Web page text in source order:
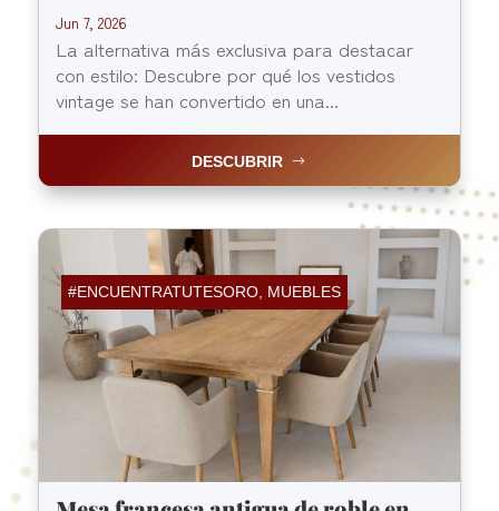
Jun 7, 2026
La alternativa más exclusiva para destacar
con estilo: Descubre por qué los vestidos
vintage se han convertido en una...
DESCUBRIR
#ENCUENTRATUTESORO, MUEBLES